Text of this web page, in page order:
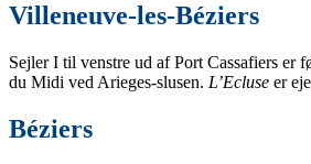
Villeneuve-les-Béziers
Sejler I til venstre ud af Port Cassafiers er
du Midi ved Arieges-slusen. L’Ecluse er
Béziers